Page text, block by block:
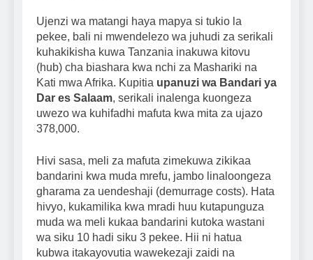
Ujenzi wa matangi haya mapya si tukio la
pekee, bali ni mwendelezo wa juhudi za serikali
kuhakikisha kuwa Tanzania inakuwa kitovu
(hub) cha biashara kwa nchi za Mashariki na
Kati mwa Afrika. Kupitia upanuzi wa Bandari ya
Dar es Salaam, serikali inalenga kuongeza
uwezo wa kuhifadhi mafuta kwa mita za ujazo
378,000.
Hivi sasa, meli za mafuta zimekuwa zikikaa
bandarini kwa muda mrefu, jambo linaloongeza
gharama za uendeshaji (demurrage costs). Hata
hivyo, kukamilika kwa mradi huu kutapunguza
muda wa meli kukaa bandarini kutoka wastani
wa siku 10 hadi siku 3 pekee. Hii ni hatua
kubwa itakayovutia wawekezaji zaidi na